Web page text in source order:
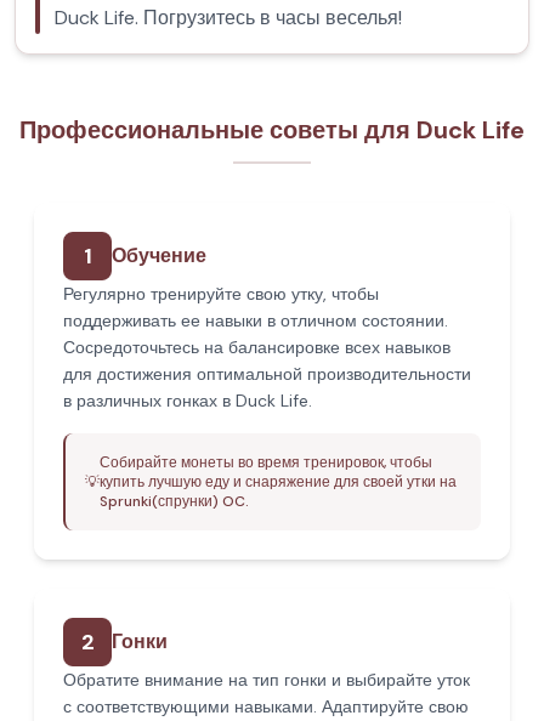
Duck Life. Погрузитесь в часы веселья!
Профессиональные советы для Duck Life
1 Обучение
Регулярно тренируйте свою утку, чтобы
поддерживать ее навыки в отличном состоянии.
Сосредоточьтесь на балансировке всех навыков
для достижения оптимальной производительности
в различных гонках в Duck Life.
💡
Собирайте монеты во время тренировок, чтобы
купить лучшую еду и снаряжение для своей утки на
Sprunki(спрунки) OC.
2 Гонки
Обратите внимание на тип гонки и выбирайте уток
с соответствующими навыками. Адаптируйте свою